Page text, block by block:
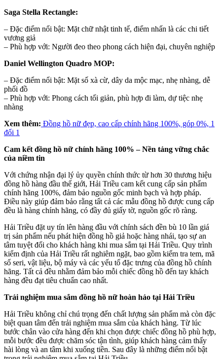
Saga Stella Rectangle:
– Đặc điểm nổi bật: Mặt chữ nhật tinh tế, điểm nhấn là các chi tiết
vương giả
– Phù hợp với: Người đeo theo phong cách hiện đại, chuyên nghiệp
Daniel Wellington Quadro MOP:
– Đặc điểm nổi bật: Mặt số xà cừ, dây da mộc mạc, nhẹ nhàng, dễ
phối đồ
– Phù hợp với: Phong cách tối giản, phù hợp đi làm, dự tiệc nhẹ
nhàng
Xem thêm: Đồng hồ nữ đẹp, cao cấp chính hãng 100%, góp 0%, 1
đổi 1
Cam kết đồng hồ nữ chính hãng 100% – Nền tảng vững chắc
của niềm tin
Với chứng nhận đại lý ủy quyền chính thức từ hơn 30 thương hiệu
đồng hồ hàng đầu thế giới, Hải Triều cam kết cung cấp sản phẩm
chính hãng 100%, đảm bảo nguồn gốc minh bạch và hợp pháp.
Điều này giúp đảm bảo rằng tất cả các mẫu đồng hồ được cung cấp
đều là hàng chính hãng, có đầy đủ giấy tờ, nguồn gốc rõ ràng.
Hải Triều đặt uy tín lên hàng đầu với chính sách đền bù 10 lần giá
trị sản phẩm nếu phát hiện đồng hồ giả hoặc hàng nhái, tạo sự an
tâm tuyệt đối cho khách hàng khi mua sắm tại Hải Triều. Quy trình
kiểm định của Hải Triều rất nghiêm ngặt, bao gồm kiểm tra tem, mã
số seri, vật liệu, bộ máy và các yếu tố đặc trưng của đồng hồ chính
hãng. Tất cả đều nhằm đảm bảo mỗi chiếc đồng hồ đến tay khách
hàng đều đạt tiêu chuẩn cao nhất.
Trải nghiệm mua sắm đồng hồ nữ hoàn hảo tại Hải Triều
Hải Triều không chỉ chú trọng đến chất lượng sản phẩm mà còn đặc
biệt quan tâm đến trải nghiệm mua sắm của khách hàng. Từ lúc
bước chân vào cửa hàng đến khi chọn được chiếc đồng hồ phù hợp,
mỗi bước đều được chăm sóc tận tình, giúp khách hàng cảm thấy
hài lòng và an tâm khi xuống tiền. Sau đây là những điểm nổi bật